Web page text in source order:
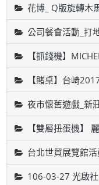
花博_ Q版旋轉木
公司餐會活動_打
【抓錢機】
【賭桌】台崎
夜市懷舊遊戲_新
【雙層扭蛋機】
台北世貿展覽館活
106-03-27 光啟